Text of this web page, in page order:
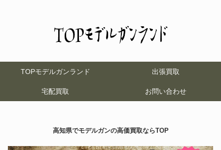
TOPモデルガンランド 出張買取
宅配買取 お問い合わせ
高知県でモデルガンの高価買取ならTOP